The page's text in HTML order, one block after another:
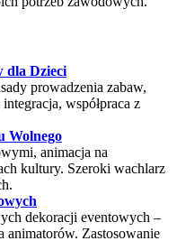
dla Dzieci
prowadzenia zabaw,
współpraca z
Wolnego
animacja na
kultury. Szeroki wachlarz
dekoracji eventowych –
animatorów. Zastosowanie